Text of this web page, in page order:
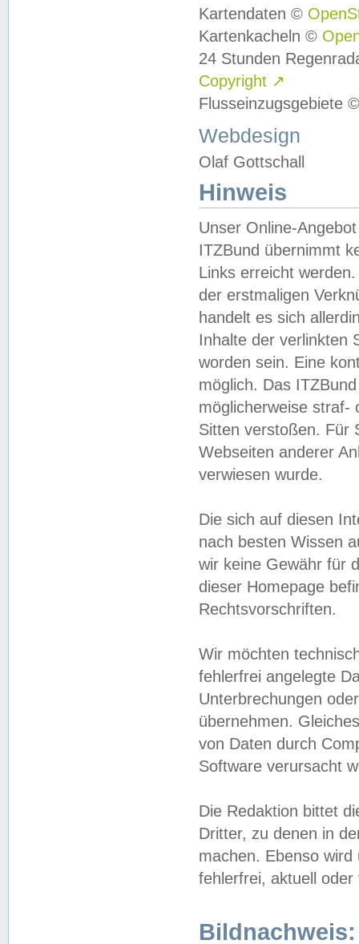
Kartendaten ©
Kartenkacheln ©
24 Stunden
Copyright ↗
Flusseinzugsgebiete
Webdesign
Olaf Gottschall
Hinweis
Unser Online-
ITZBund übernimmt
Links erreicht
der erstmaligen
handelt es sich
Inhalte der verlinkten
worden sein. Eine
möglich. Das
möglicherweise straf-
Sitten verstoßen. Für
Webseiten anderer
verwiesen wurde.
Die sich auf diesen
nach besten Wissen
wir keine Gewähr für
dieser Homepage
Rechtsvorschriften.
Wir möchten
fehlerfrei angelegte
Unterbrechungen
übernehmen.
von Daten durch
Software verursacht
Die Redaktion bittet
Dritter, zu denen in
machen. Ebenso
fehlerfrei, aktuell oder
Bildnachweis: